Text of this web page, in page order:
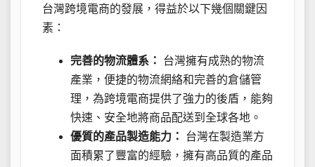
台灣跨境電商的發展，得益於以下幾個關鍵因
素：
完善的物流體系：
台灣擁有成熟的物流
產業，便捷的物流網絡和完善的倉儲管
理，為跨境電商提供了強力的後盾，能夠
快速、安全地將商品配送到全球各地。
優質的產品製造能力：
台灣在製造業方
面積累了豐富的經驗，擁有高品質的產品